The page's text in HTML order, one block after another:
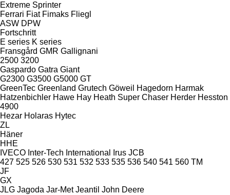
Extreme Sprinter
Ferrari Fiat Fimaks Fliegl
ASW DPW
Fortschritt
E series K series
Fransgård GMR Gallignani
2500 3200
Gaspardo Gatra Giant
G2300 G3500 G5000 GT
GreenTec Greenland Grutech Göweil Hagedorn Harmak
Hatzenbichler Hawe Hay Heath Super Chaser Herder Hesston
4900
Hezar Holaras Hytec
ZL
Häner
HHE
IVECO Inter-Tech International Irus JCB
427 525 526 530 531 532 533 535 536 540 541 560 TM
JF
GX
JLG Jagoda Jar-Met Jeantil John Deere